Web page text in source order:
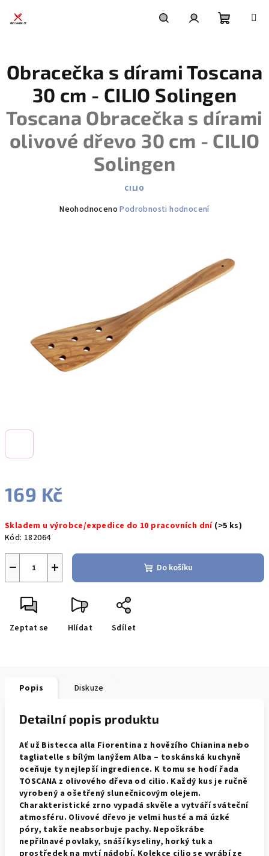
košík
169 Kč
cena:
Skladem u výrobce/expedice do 10 pracovních dní (>5 ks)
Kód: 182064
+
− Do košíku
Zeptat se Hlídat Sdílet
Obracečka s dírami Toscana
30 cm - CILIO Solingen
Toscana Obracečka s dírami
olivové dřevo 30 cm - CILIO
Solingen
CILIO
Průměrné
Neohodnoceno Podrobnosti hodnocení
Popis Diskuze
Detailní popis produktu
Ať už Bistecca alla Fiorentina z hovězího Chianina nebo
tagliatelle s bílým lanýžem Alba – toskánská kuchyně
oceňuje ty nejlepší ingredience. K tomu se hodí řada
TOSCANA z olivového dřeva od cilio. Každý kus je ručně
vyrobený a ošetřený slunečnicovým olejem.
Charakteristické zrno vypadá skvěle a vytváří sváteční
atmosféru. Olivové dřevo je velmi husté a má úzké
póry, takže neabsorbuje pachy. Nepoškrábe
nepřilnavé povlaky, snáší kyseliny, horký tuk a
prostředek na mytí nádobí. Kolekce cilio se vyrábí ze